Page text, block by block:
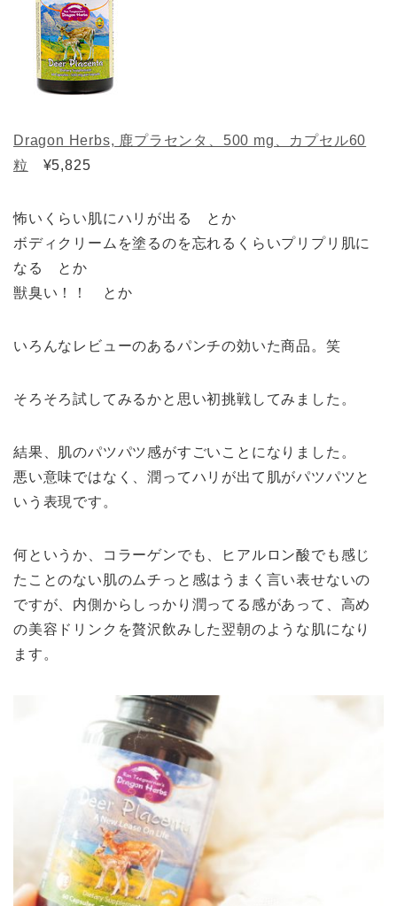
Dragon Herbs, 鹿プラセンタ、500 mg、カプセル60
粒
¥5,825
怖いくらい肌にハリが出る とか
ボディクリームを塗るのを忘れるくらいプリプリ肌に
なる とか
獣臭い！！ とか
いろんなレビューのあるパンチの効いた商品。笑
そろそろ試してみるかと思い初挑戦してみました。
結果、肌のパツパツ感がすごいことになりました。
悪い意味ではなく、潤ってハリが出て肌がパツパツと
いう表現です。
何というか、コラーゲンでも、ヒアルロン酸でも感じ
たことのない肌のムチっと感はうまく言い表せないの
ですが、内側からしっかり潤ってる感があって、高め
の美容ドリンクを贅沢飲みした翌朝のような肌になり
ます。